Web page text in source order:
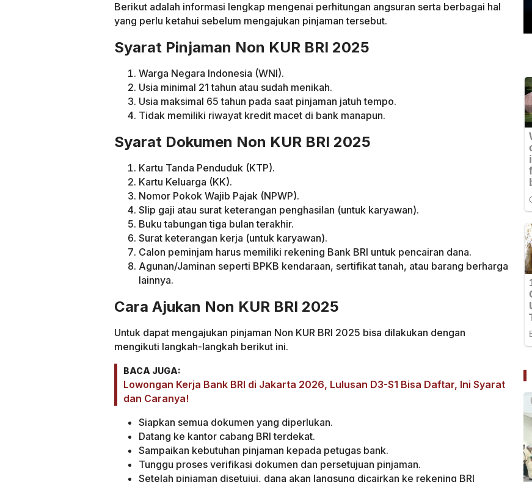
Berikut adalah informasi lengkap mengenai perhitungan angsuran serta berbagai hal
yang perlu ketahui sebelum mengajukan pinjaman tersebut.
Syarat Pinjaman Non KUR BRI 2025
Warga Negara Indonesia (WNI).
Usia minimal 21 tahun atau sudah menikah.
Usia maksimal 65 tahun pada saat pinjaman jatuh tempo.
Tidak memiliki riwayat kredit macet di bank manapun.
Syarat Dokumen Non KUR BRI 2025
Kartu Tanda Penduduk (KTP).
Kartu Keluarga (KK).
Nomor Pokok Wajib Pajak (NPWP).
Slip gaji atau surat keterangan penghasilan (untuk karyawan).
Buku tabungan tiga bulan terakhir.
Surat keterangan kerja (untuk karyawan).
Calon peminjam harus memiliki rekening Bank BRI untuk pencairan dana.
Agunan/Jaminan seperti BPKB kendaraan, sertifikat tanah, atau barang berharga
lainnya.
Cara Ajukan Non KUR BRI 2025
Untuk dapat mengajukan pinjaman Non KUR BRI 2025 bisa dilakukan dengan
mengikuti langkah-langkah berikut ini.
BACA JUGA:
Lowongan Kerja Bank BRI di Jakarta 2026, Lulusan D3-S1 Bisa Daftar, Ini Syarat
dan Caranya!
Siapkan semua dokumen yang diperlukan.
Datang ke kantor cabang BRI terdekat.
Sampaikan kebutuhan pinjaman kepada petugas bank.
Tunggu proses verifikasi dokumen dan persetujuan pinjaman.
Setelah pinjaman disetujui, dana akan langsung dicairkan ke rekening BRI